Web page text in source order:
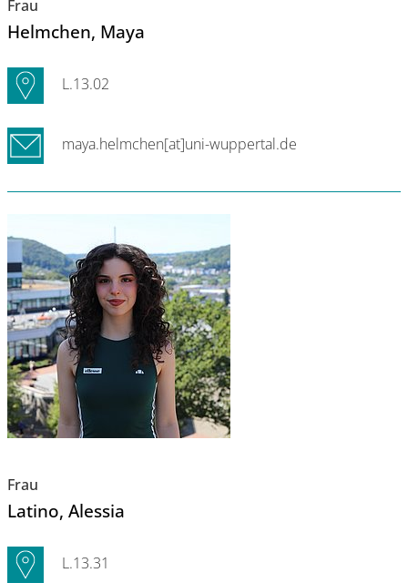
Frau
Helmchen, Maya
L.13.02
maya.helmchen[at]uni-wuppertal.de
Frau
Latino, Alessia
L.13.31